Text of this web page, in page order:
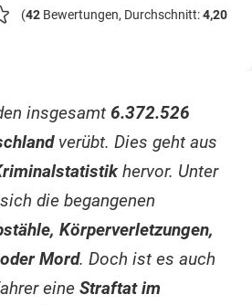
(42 Bewertungen, Durchschnitt:4,20
insgesamt 6.372.526
verübt. Dies geht aus
hervor. Unter
die begangenen
Körperverletzungen,
Mord. Doch ist es auch
eine Straftat im